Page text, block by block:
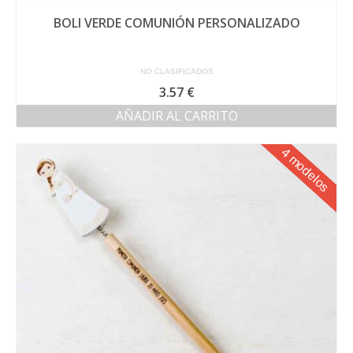
BOLI VERDE COMUNIÓN PERSONALIZADO
NO CLASIFICADOS
3.57 €
AÑADIR AL CARRITO
4 modelos